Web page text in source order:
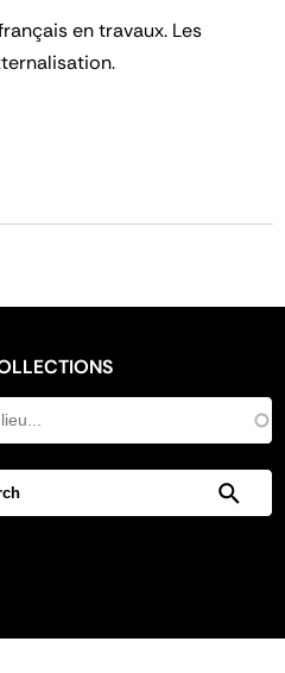
en travaux. Les